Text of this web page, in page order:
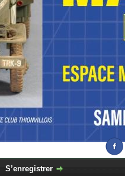
S’enregistrer